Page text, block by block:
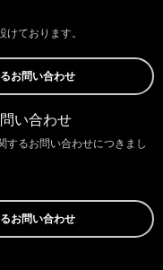
ております。
お問い合わせ
い合わせ
するお問い合わせにつきまし
お問い合わせ